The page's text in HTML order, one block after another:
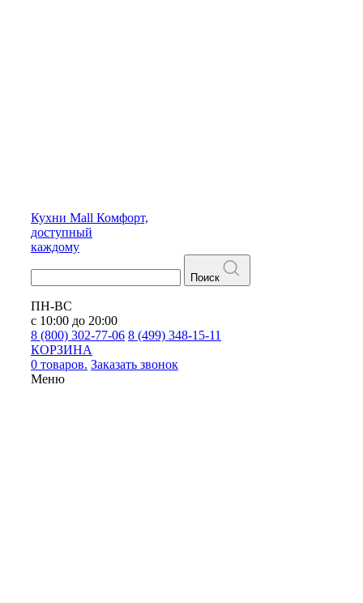
Кухни Mall Комфорт,
доступный
каждому
Поиск
ПН-ВС
с 10:00 до 20:00
8 (800) 302-77-06 8 (499) 348-15-11
КОРЗИНА
0 товаров. Заказать звонок
Меню